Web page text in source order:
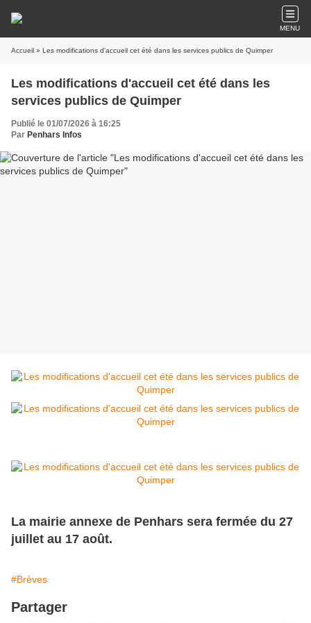
MENU
Accueil » Les modifications d'accueil cet été dans les services publics de Quimper
Les modifications d'accueil cet été dans les
services publics de Quimper
Publié le 01/07/2026 à 16:25
Par Penhars Infos
La mairie annexe de Penhars sera fermée du 27
juillet au 17 août.
#Brèves
Partager